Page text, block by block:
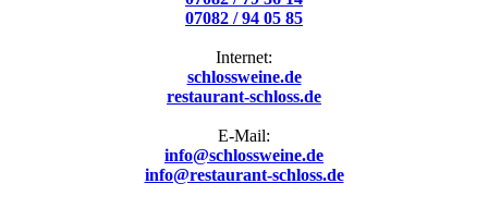
07082 / 94 05 85
Internet:
schlossweine.de
restaurant-schloss.de
E-Mail:
info@schlossweine.de
info@restaurant-schloss.de